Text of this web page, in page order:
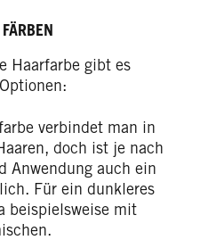
Haarfarbe gibt es
verbindet man in
doch ist je nach
Anwendung auch ein
Für ein dunkleres
beispielsweise mit